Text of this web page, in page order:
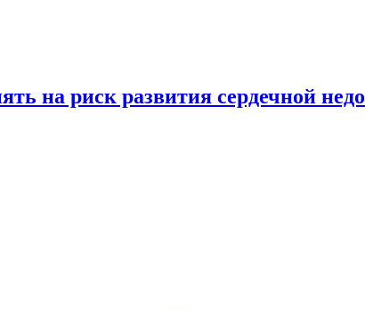
на риск развития сердечной